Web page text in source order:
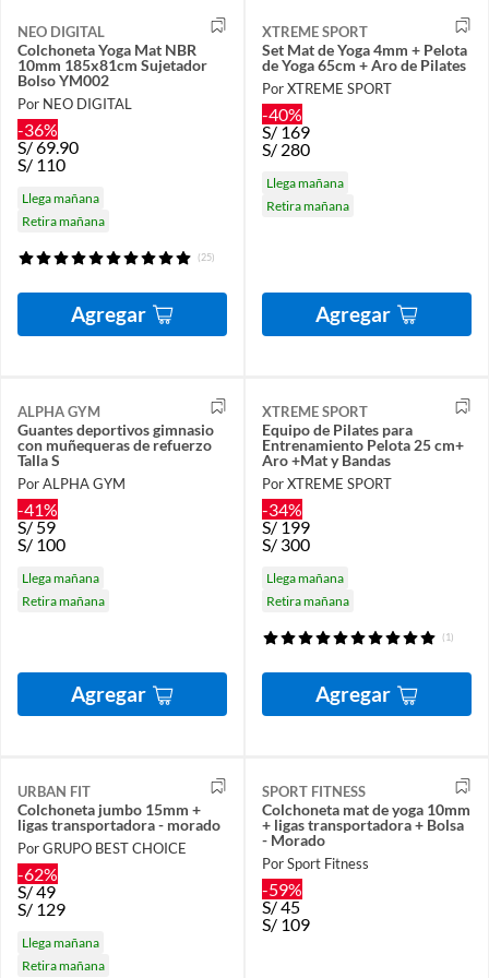
NEO DIGITAL
Colchoneta Yoga Mat NBR
10mm 185x81cm Sujetador
Bolso YM002
Por NEO DIGITAL
-36%
S/69.90
S/ 110
Llega mañana
Retira mañana
(25)
Agregar
XTREME SPORT
Set Mat de Yoga 4mm + Pelota
de Yoga 65cm + Aro de Pilates
Por XTREME SPORT
-40%
S/169
S/ 280
Llega mañana
Retira mañana
Agregar
ALPHA GYM
Guantes deportivos gimnasio
con muñequeras de refuerzo
Talla S
Por ALPHA GYM
-41%
S/ 59
S/ 100
Llega mañana
Retira mañana
Agregar
XTREME SPORT
Equipo de Pilates para
Entrenamiento Pelota 25 cm+
Aro +Mat y Bandas
Por XTREME SPORT
-34%
S/ 199
S/ 300
Llega mañana
Retira mañana
(1)
Agregar
URBAN FIT
Colchoneta jumbo 15mm +
ligas transportadora - morado
Por GRUPO BEST CHOICE
-62%
S/49
S/ 129
Llega mañana
Retira mañana
SPORT FITNESS
Colchoneta mat de yoga 10mm
+ ligas transportadora + Bolsa
- Morado
Por Sport Fitness
-59%
S/45
S/ 109